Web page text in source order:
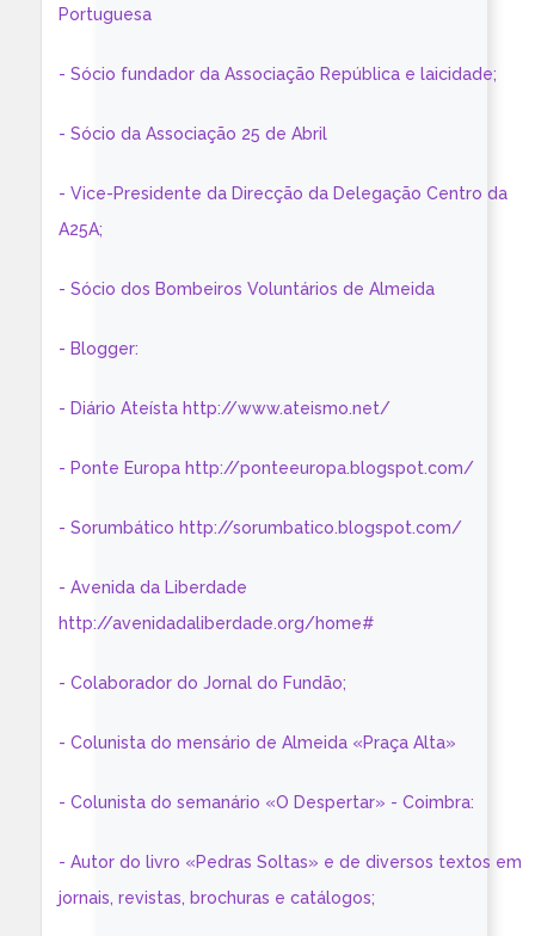
Portuguesa
- Sócio fundador da Associação República e laicidade;
- Sócio da Associação 25 de Abril
- Vice-Presidente da Direcção da Delegação Centro da
A25A;
- Sócio dos Bombeiros Voluntários de Almeida
- Blogger:
- Diário Ateísta http://www.ateismo.net/
- Ponte Europa http://ponteeuropa.blogspot.com/
- Sorumbático http://sorumbatico.blogspot.com/
- Avenida da Liberdade
http://avenidadaliberdade.org/home#
- Colaborador do Jornal do Fundão;
- Colunista do mensário de Almeida «Praça Alta»
- Colunista do semanário «O Despertar» - Coimbra:
- Autor do livro «Pedras Soltas» e de diversos textos em
jornais, revistas, brochuras e catálogos;